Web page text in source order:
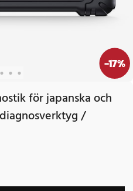
-17%
för japanska och
/